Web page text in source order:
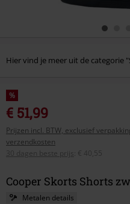
Hier vind je meer uit de categorie
%
€ 51,99
Prijzen incl. BTW, exclusief
verzendkosten
30 dagen beste prijs
€ 40,55
Cooper Skorts Shorts
Metalen details